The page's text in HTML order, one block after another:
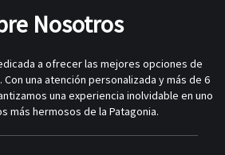
Nosotros
a ofrecer las mejores opciones de
una atención personalizada y más de 6
una experiencia inolvidable en uno
más hermosos de la Patagonia.